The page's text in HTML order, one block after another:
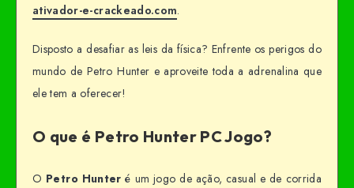
ativador-e-crackeado.com.
Disposto a desafiar as leis da física? Enfrente os perigos do
mundo de Petro Hunter e aproveite toda a adrenalina que
ele tem a oferecer!
O que é Petro Hunter PC Jogo?
O Petro Hunter é um jogo de ação, casual e de corrida